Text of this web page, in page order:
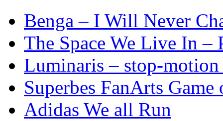
Benga – I Will Never
The Space We Live In –
Luminaris – stop-
Superbes FanArts Game
Adidas We all Run